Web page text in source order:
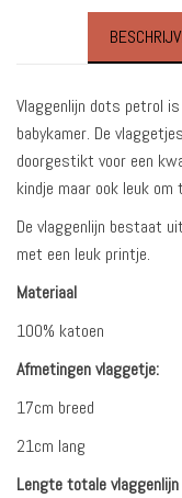
Vlaggenlijn dots petrol
babykamer. De
doorgestikt voor een
kindje maar ook leuk
De vlaggenlijn bestaat
met een leuk printje.
Materiaal
100% katoen
Afmetingen vlaggetje:
17cm breed
21cm lang
Lengte totale